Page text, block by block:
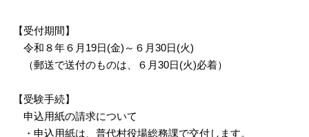
【受付期間】
令和８年６月19日(金)～６月30日(火)
（郵送で送付のものは、６月30日(火)必着）
【受験手続】
申込用紙の請求について
・申込用紙は、普代村役場総務課で交付します。